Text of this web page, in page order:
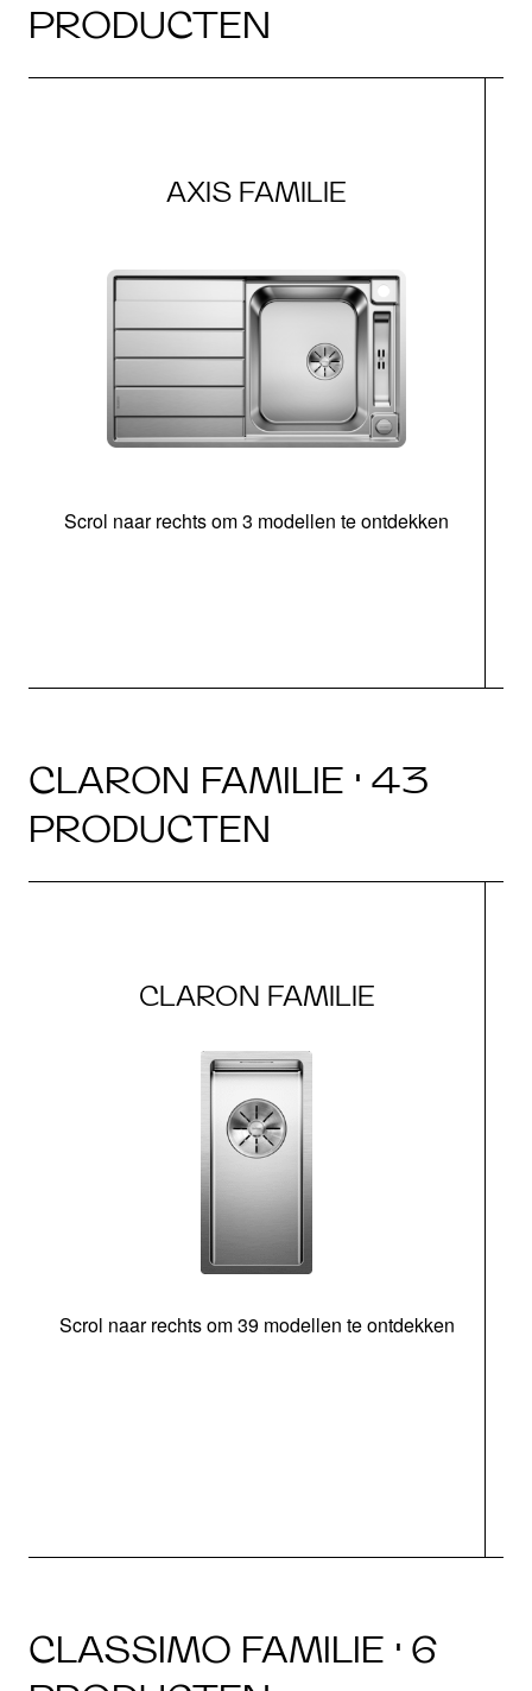
PRODUCTEN
AXIS FAMILIE
Scrol naar rechts om 3 modellen te ontdekken
CLARON FAMILIE · 43
PRODUCTEN
CLARON FAMILIE
Scrol naar rechts om 39 modellen te ontdekken
CLASSIMO FAMILIE · 6